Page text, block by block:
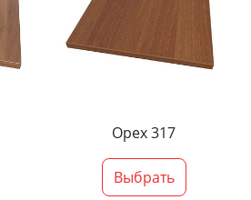
Орех 317
Выбрать